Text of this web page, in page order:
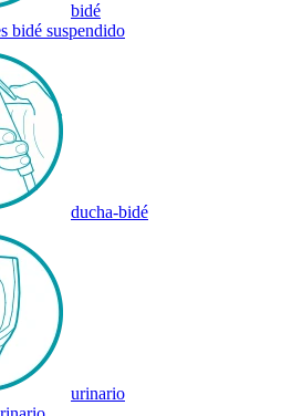
bidé
bidé suspendido
ducha-bidé
urinario